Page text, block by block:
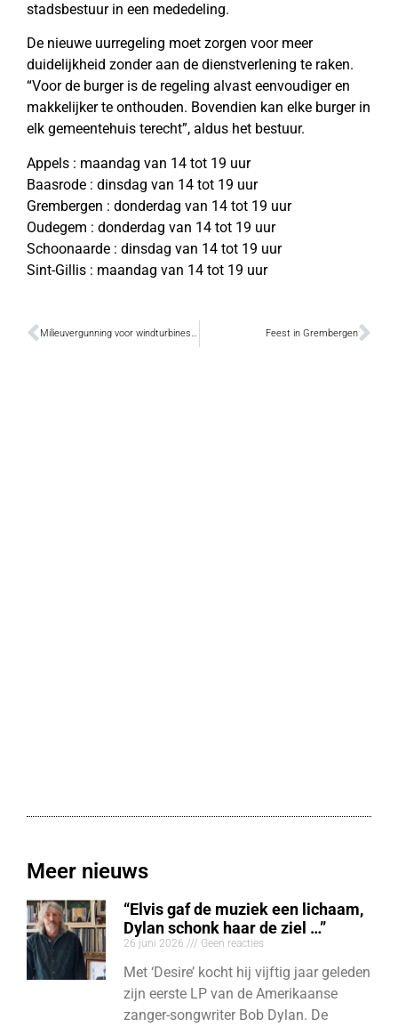
stadsbestuur in een mededeling.
De nieuwe uurregeling moet zorgen voor meer
duidelijkheid zonder aan de dienstverlening te raken.
“Voor de burger is de regeling alvast eenvoudiger en
makkelijker te onthouden. Bovendien kan elke burger in
elk gemeentehuis terecht”, aldus het bestuur.
Appels : maandag van 14 tot 19 uur
Baasrode : dinsdag van 14 tot 19 uur
Grembergen : donderdag van 14 tot 19 uur
Oudegem : donderdag van 14 tot 19 uur
Schoonaarde : dinsdag van 14 tot 19 uur
Sint-Gillis : maandag van 14 tot 19 uur
Milieuvergunning voor windturbines geweigerd Feest in Grembergen
Meer nieuws
“Elvis gaf de muziek een lichaam,
Dylan schonk haar de ziel …”
26 juni 2026 Geen reacties
Met ‘Desire’ kocht hij vijftig jaar geleden
zijn eerste LP van de Amerikaanse
zanger-songwriter Bob Dylan. De